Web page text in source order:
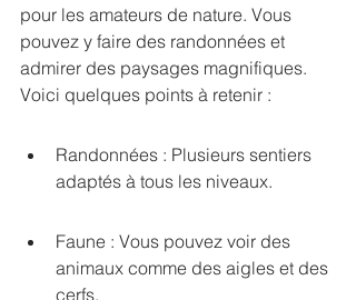
pour les amateurs de nature. Vous
pouvez y faire des randonnées et
admirer des paysages magnifiques.
Voici quelques points à retenir :
Randonnées : Plusieurs sentiers
adaptés à tous les niveaux.
Faune : Vous pouvez voir des
animaux comme des aigles et des
cerfs.